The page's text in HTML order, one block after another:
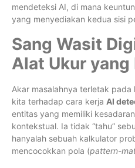
mendeteksi AI, di mana
yang menyediakan kedua sisi
Sang Wasit
Alat Ukur yang
Akar masalahnya terletak
kita terhadap cara kerja AI
entitas yang memiliki
kontekstual. Ia tidak “tahu”
hanyalah sebuah kalkulator
mencocokkan pola (pattern-